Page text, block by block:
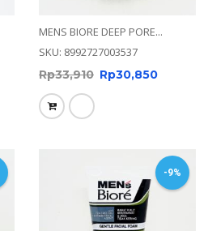
MENS BIORE DEEP PORE...
SKU: 8992727003537
Rp33,910 Rp30,850
-9%